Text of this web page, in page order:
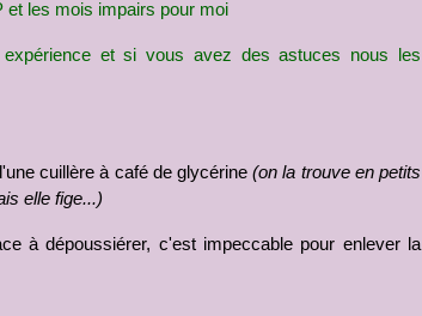
et les mois impairs pour moi
et si vous avez des astuces nous les
cuillère à café de glycérine (on la trouve en petits
elle fige...)
à dépoussiérer, c'est impeccable pour enlever la